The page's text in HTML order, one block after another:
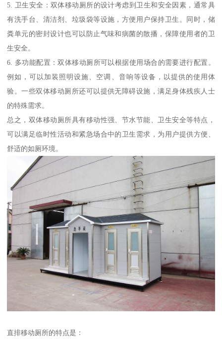
5. 卫生安全：双体移动厕所的设计考虑到卫生和安全因素，通常具
有洗手台、清洁剂、垃圾袋等设施，方便用户保持卫生。同时，储
粪单元的密封设计也可以防止气味和病菌的散播，保障使用者的卫
生安全。
6. 多功能配置：双体移动厕所可以根据使用场合的需要进行配置。
例如，可以加装照明设施、空调、音响等设备，以提供的使用体
验。一些双体移动厕所还可以提供无障碍设施，满足身体残疾人士
的特殊需求。
总之，双体移动厕所具有移动性强、节水节能、卫生安全等特点，
可以满足临时性活动和紧急场合中的卫生需求，为用户提供方便、
舒适的如厕环境。
直排移动厕所的特点是：